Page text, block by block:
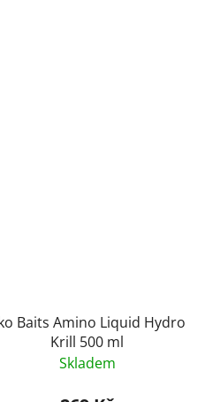
Baits Amino Liquid Hydro
Krill 500 ml
Skladem